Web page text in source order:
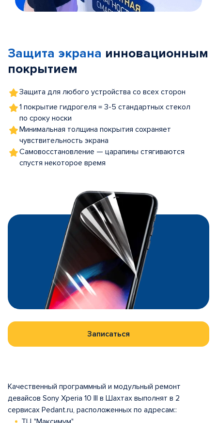
5
Защита экрана инновационным
покрытием
Защита для любого устройства со всех сторон
1 покрытие гидрогеля = 3-5 стандартных стекол
по сроку носки
Минимальная толщина покрытия сохраняет
чувствительность экрана
Самовосстановление — царапины стягиваются
спустя некоторое время
Записаться
Качественный программный и модульный ремонт
девайсов Sony Xperia 10 III в Шахтах выполнят в 2
сервисах Pedant.ru, расположенных по адресам::